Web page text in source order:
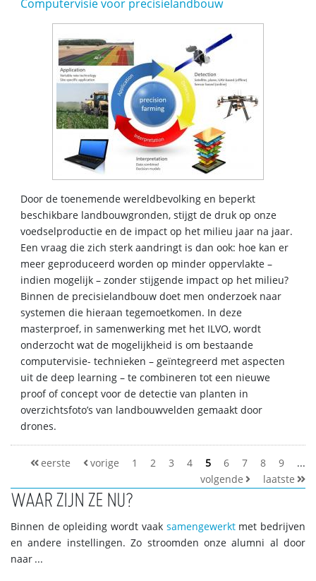
Computervisie voor precisielandbouw
Door de toenemende wereldbevolking en beperkt
beschikbare landbouwgronden, stijgt de druk op onze
voedselproductie en de impact op het milieu jaar na jaar.
Een vraag die zich sterk aandringt is dan ook: hoe kan er
meer geproduceerd worden op minder oppervlakte –
indien mogelijk – zonder stijgende impact op het milieu?
Binnen de precisielandbouw doet men onderzoek naar
systemen die hieraan tegemoetkomen. In deze
masterproef, in samenwerking met het ILVO, wordt
onderzocht wat de mogelijkheid is om bestaande
computervisie- technieken – geïntegreerd met aspecten
uit de deep learning – te combineren tot een nieuwe
proof of concept voor de detectie van planten in
overzichtsfoto’s van landbouwvelden gemaakt door
drones.
eerste vorige 1 2 3 4 5 6 7 8 9
...
volgende
laatste
WAAR ZIJN ZE NU?
Binnen de opleiding wordt vaak samengewerktmet bedrijven
en andere instellingen. Zo stroomden onze alumni al door
naar ...